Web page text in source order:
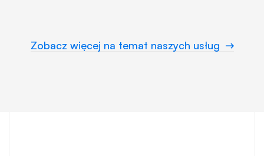
Zobacz więcej na temat naszych usług